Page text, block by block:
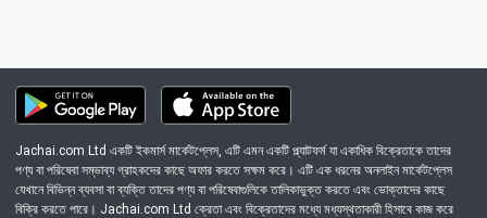
Jachai.com Ltd একটি ইকমার্স মার্কেটপ্লেস, এটি এমন একটি প্ল্যাটফর্ম যা একাধিক বিক্রেতাকে তাদের
পণ্য বা পরিষেবা সম্ভাব্য গ্রাহকদের কাছে অফার করতে সক্ষম করে। এটি এক ধরনের অনলাইন মার্কেটপ্লেস
যেখানে বিভিন্ন ব্যবসা বা ব্যক্তি তাদের পণ্য বা পরিষেবাগুলিকে তালিকাভুক্ত করতে এবং ভোক্তাদের কাছে
বিক্রি করতে পারে। Jachai.com Ltd ক্রেতা এবং বিক্রেতাদের মধ্যে মধ্যস্থতাকারী হিসাবে কাজ করে